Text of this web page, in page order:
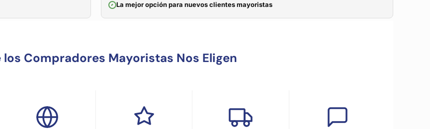
La mejor opción para nuevos clientes mayoristas
los Compradores Mayoristas Nos Eligen